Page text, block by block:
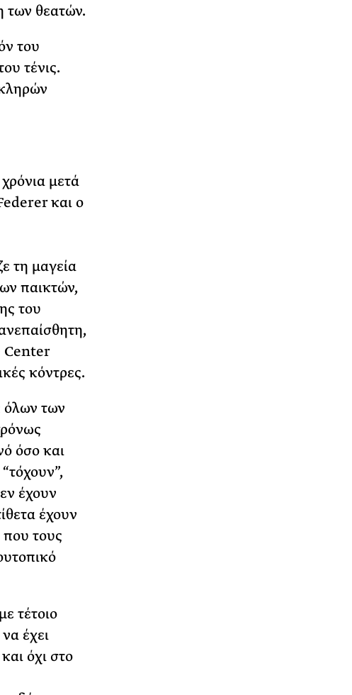
των θεατών.
του
τένις.
μετά
και ο
τη μαγεία
παικτών,
του
Center
κόντρες.
όλων των
όσο και
έχουν
έχουν
τους
τέτοιο
έχει
όχι στο